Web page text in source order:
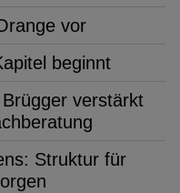
vor
beginnt
verstärkt
Struktur für